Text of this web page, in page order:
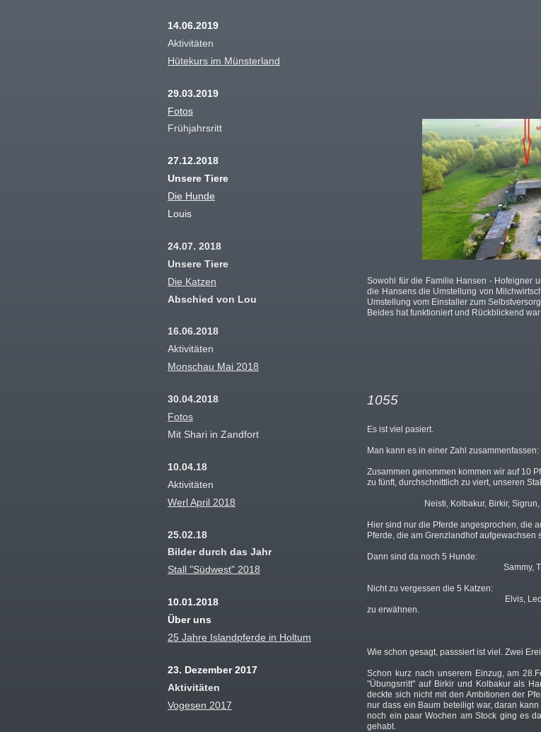
Sowohl für die Familie Hansen - Hofeigner
die Hansens die Umstellung von
Umstellung vom Einstaller zum
Beides hat funktioniert und Rückblickend
1055
Es ist viel pasiert.
Man kann es in einer Zahl zusammenfassen:
Zusammen genommen kommen wir auf 10
zu fünft, durchschnittlich zu viert, unseren
Neisti, Kolbakur, Birkir,
Hier sind nur die Pferde angesprochen, die
Pferde, die am Grenzlandhof aufgewachsen
Dann sind da noch 5 Hunde:
Sammy,
Nicht zu vergessen die 5 Katzen:
Elvis,
zu erwähnen.
Wie schon gesagt, passsiert ist viel. Zwei
Schon kurz nach unserem Einzug, am
"Übungsrritt" auf Birkir und Kolbakur als
deckte sich nicht mit den Ambitionen der
nur dass ein Baum beteiligt war, daran
noch ein paar Wochen am Stock ging es
gehabt.
14.06.2019
Aktivitäten
Hütekurs im Münsterland
29.03.2019
Fotos
Frühjahrsritt
27.12.2018
Unsere Tiere
Die Hunde
Louis
24.07. 2018
Unsere Tiere
Die Katzen
Abschied von Lou
16.06.2018
Aktivitäten
Monschau Mai 2018
30.04.2018
Fotos
Mit Shari in Zandfort
10.04.18
Aktivitäten
Werl April 2018
25.02.18
Bilder durch das Jahr
Stall "Südwest" 2018
10.01.2018
Über uns
25 Jahre Islandpferde in Holtum
23. Dezember 2017
Aktivitäten
Vogesen 2017